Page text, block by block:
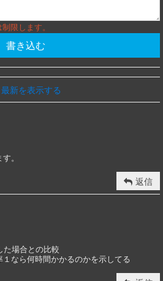
限します。
書き込む
最新を表示する
。
返信
た場合との比較
なら何時間かかるのかを示してる